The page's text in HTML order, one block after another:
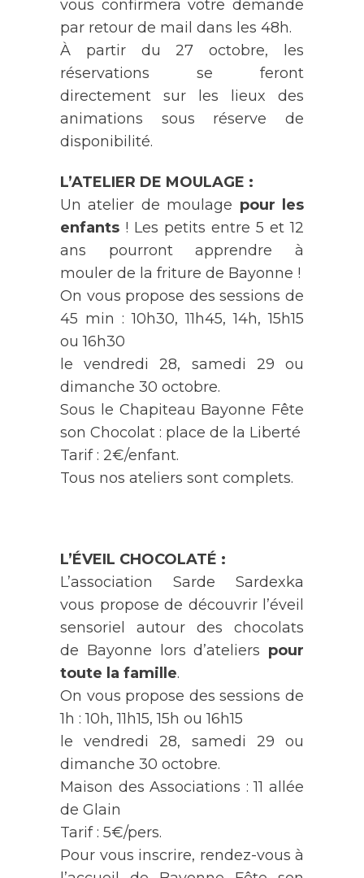
vous confirmera votre demande
par retour de mail dans les 48h.
À partir du 27 octobre, les
réservations se feront
directement sur les lieux des
animations sous réserve de
disponibilité.
L’ATELIER DE MOULAGE :
Un atelier de moulage pour les
enfants ! Les petits entre 5 et 12
ans pourront apprendre à
mouler de la friture de Bayonne !
On vous propose des sessions de
45 min : 10h30, 11h45, 14h, 15h15
ou 16h30
le vendredi 28, samedi 29 ou
dimanche 30 octobre.
Sous le Chapiteau Bayonne Fête
son Chocolat : place de la Liberté
Tarif : 2€/enfant.
Tous nos ateliers sont complets.
L’ÉVEIL CHOCOLATÉ :
L’association Sarde Sardexka
vous propose de découvrir l’éveil
sensoriel autour des chocolats
de Bayonne lors d’ateliers pour
toute la famille.
On vous propose des sessions de
1h : 10h, 11h15, 15h ou 16h15
le vendredi 28, samedi 29 ou
dimanche 30 octobre.
Maison des Associations : 11 allée
de Glain
Tarif : 5€/pers.
Pour vous inscrire, rendez-vous à